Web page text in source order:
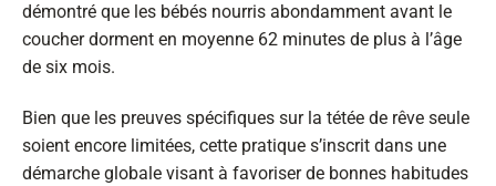
démontré que les bébés nourris abondamment avant le
coucher dorment en moyenne 62 minutes de plus à l’âge
de six mois.
Bien que les preuves spécifiques sur la tétée de rêve seule
soient encore limitées, cette pratique s’inscrit dans une
démarche globale visant à favoriser de bonnes habitudes